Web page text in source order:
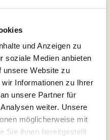
und Anzeigen zu
soziale Medien anbieten
unsere Website zu
Informationen zu Ihrer
unsere Partner für
weiter. Unsere
möglicherweise mit
Sie ihnen bereitgestellt
EIGENE